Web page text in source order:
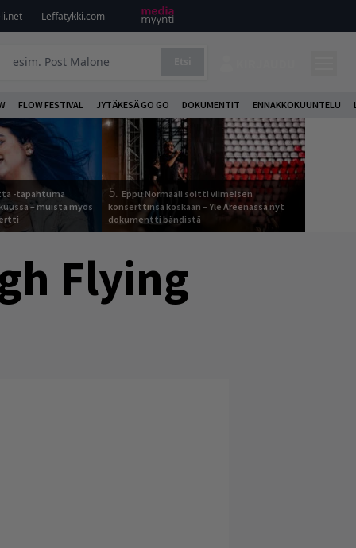
Leffatykki.com
FLOW FESTIVAL JYTÄKESÄ GO GO DOKUMENTIT ENNAKKOKUUNTELU
-tapahtuma
– muista myös
5. Eppu Normaali soitti viimeisen
konserttinsa koskaan – Yle Areenassa nyt
dokumentti bändistä
Flying